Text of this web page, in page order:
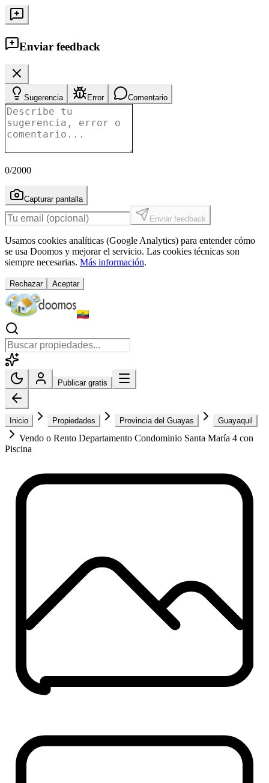
Enviar feedback
Sugerencia Error Comentario
0/2000
Capturar pantalla
Enviar feedback
Usamos cookies analíticas (Google Analytics) para entender cómo
se usa Doomos y mejorar el servicio. Las cookies técnicas son
siempre necesarias. Más información.
Rechazar Aceptar
Publicar gratis
Inicio Propiedades Provincia del Guayas Guayaquil
Vendo o Rento Departamento Condominio Santa María 4 con
Piscina